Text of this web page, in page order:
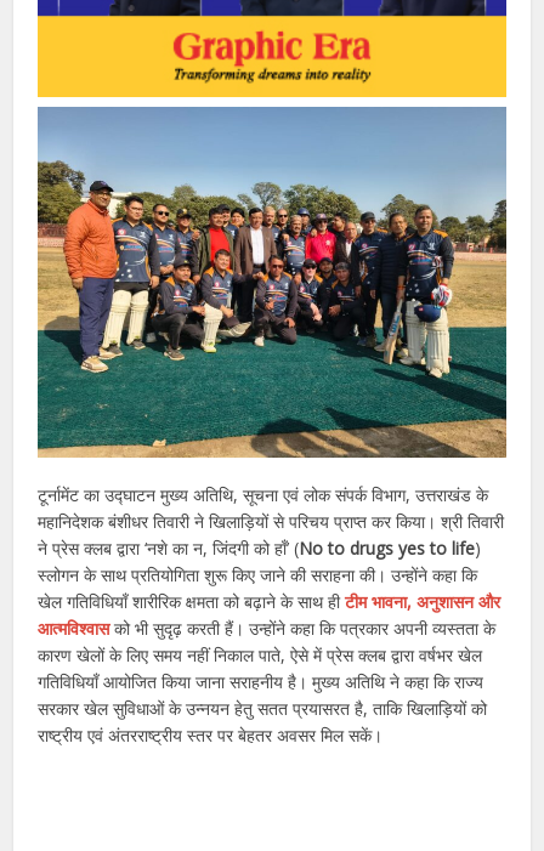
टूर्नामेंट का उद्घाटन मुख्य अतिथि, सूचना एवं लोक संपर्क विभाग, उत्तराखंड के
महानिदेशक बंशीधर तिवारी ने खिलाड़ियों से परिचय प्राप्त कर किया। श्री तिवारी
ने प्रेस क्लब द्वारा ‘नशे का न, जिंदगी को हाँ’ (No to drugs yes to life)
स्लोगन के साथ प्रतियोगिता शुरू किए जाने की सराहना की। उन्होंने कहा कि
खेल गतिविधियाँ शारीरिक क्षमता को बढ़ाने के साथ हीटीम भावना, अनुशासन और
आत्मविश्वासको भी सुदृढ़ करती हैं। उन्होंने कहा कि पत्रकार अपनी व्यस्तता के
कारण खेलों के लिए समय नहीं निकाल पाते, ऐसे में प्रेस क्लब द्वारा वर्षभर खेल
गतिविधियाँ आयोजित किया जाना सराहनीय है। मुख्य अतिथि ने कहा कि राज्य
सरकार खेल सुविधाओं के उन्नयन हेतु सतत प्रयासरत है, ताकि खिलाड़ियों को
राष्ट्रीय एवं अंतरराष्ट्रीय स्तर पर बेहतर अवसर मिल सकें।